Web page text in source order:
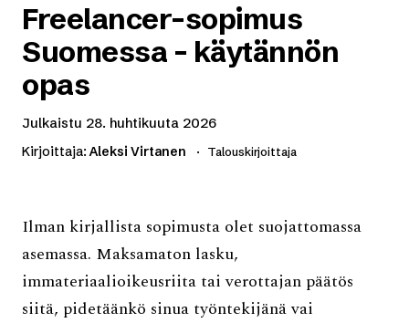
Freelancer-sopimus
Suomessa - käytännön
opas
Julkaistu 28. huhtikuuta 2026
Kirjoittaja:Aleksi Virtanen Talouskirjoittaja
Ilman kirjallista sopimusta olet suojattomassa
asemassa. Maksamaton lasku,
immateriaalioikeusriita tai verottajan päätös
siitä, pidetäänkö sinua työntekijänä vai